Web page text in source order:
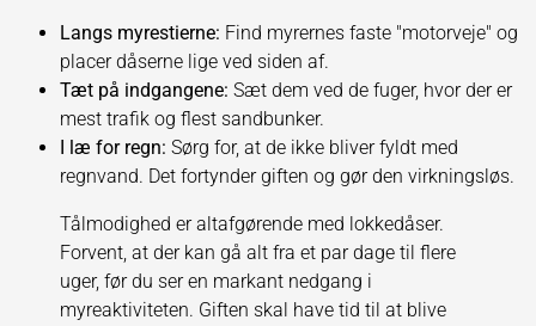
Langs myrestierne: Find myrernes faste "motorveje" og
placer dåserne lige ved siden af.
Tæt på indgangene: Sæt dem ved de fuger, hvor der er
mest trafik og flest sandbunker.
I læ for regn: Sørg for, at de ikke bliver fyldt med
regnvand. Det fortynder giften og gør den virkningsløs.
Tålmodighed er altafgørende med lokkedåser.
Forvent, at der kan gå alt fra et par dage til flere
uger, før du ser en markant nedgang i
myreaktiviteten. Giften skal have tid til at blive